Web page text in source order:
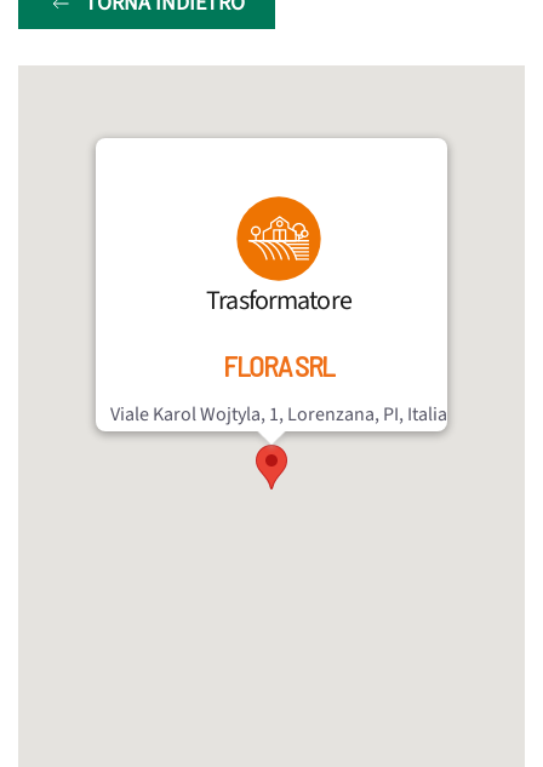
Trasformatore
FLORA SRL
Viale Karol Wojtyla, 1, Lorenzana, PI, Italia